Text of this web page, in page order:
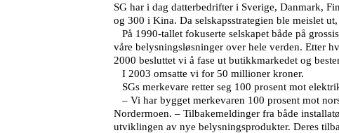
SG har i dag datterbedrifter i Sverige, Danmark,
og 300 i Kina. Da selskapsstrategien ble meislet
På 1990-tallet fokuserte selskapet både på
våre belysningsløsninger over hele verden. Etter
2000 besluttet vi å fase ut butikkmarkedet og
I 2003 omsatte vi for 50 millioner kroner.
SGs merkevare retter seg 100 prosent mot
– Vi har bygget merkevaren 100 prosent mot
Nordermoen. – Tilbakemeldinger fra både
utviklingen av nye belysningsprodukter. Deres